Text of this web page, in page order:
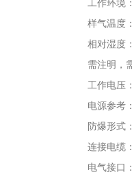
工作环境
样气温度：
相对湿度：
需注明，需
工作电压：
电源参考：
防爆形式：
连接电缆：
电气接口：